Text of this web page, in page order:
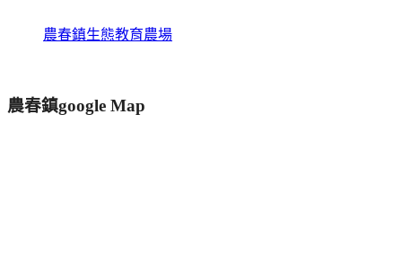
農春鎮生態教育農場
農春鎮google Map